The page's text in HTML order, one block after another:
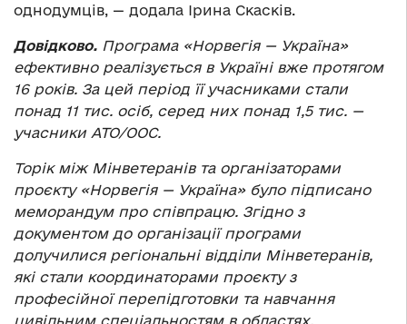
однодумців, — додала Ірина Скасків.
Довідково. Програма «Норвегія — Україна»
ефективно реалізується в Україні вже протягом
16 років. За цей період її учасниками стали
понад 11 тис. осіб, серед них понад 1,5 тис. —
учасники АТО/ООС.
Торік між Мінветеранів та організаторами
проєкту «Норвегія — Україна» було підписано
меморандум про співпрацю. Згідно з
документом до організації програми
долучилися регіональні відділи Мінветеранів,
які стали координаторами проєкту з
професійної перепідготовки та навчання
цивільним спеціальностям в областях.